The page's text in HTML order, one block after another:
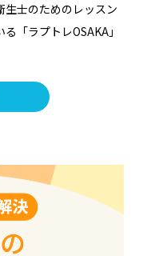
生士のためのレッスン
「ラプトレOSAKA」